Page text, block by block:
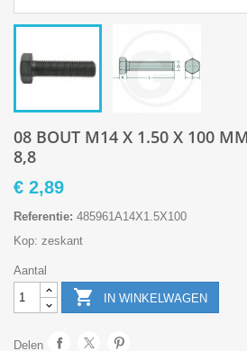
08 BOUT M14 X 1.50 X 100
8,8
€ 2,89
Referentie: 485961A14X1.5X100
Kop: zeskant
Aantal
 IN WINKELWAGEN
Delen